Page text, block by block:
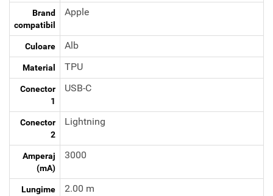
Brand
compatibil
Apple
Culoare Alb
Material TPU
Conector
1
USB-C
Conector
2
Lightning
Amperaj
(mA)
3000
Lungime
2.00 m